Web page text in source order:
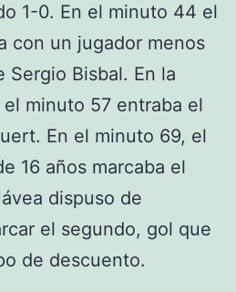
1-0. En el minuto 44 el
con un jugador menos
Sergio Bisbal. En la
minuto 57 entraba el
En el minuto 69, el
16 años marcaba el
dispuso de
el segundo, gol que
de descuento.